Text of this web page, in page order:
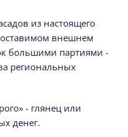
из настоящего
внешнем
большими партиями -
региональных
- глянец или
денег.